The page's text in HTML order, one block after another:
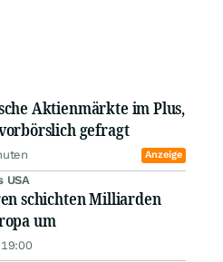
Aktienmärkte im Plus,
gefragt
Anzeige
USA
schichten Milliarden
um